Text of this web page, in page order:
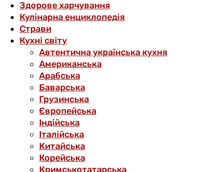
Здорове харчування
Кулінарна енциклопедія
Страви
Кухні світу
Автентична українська кухня
Американська
Арабська
Баварська
Грузинська
Європейська
Індійська
Італійська
Китайська
Корейська
Кримськотатарська